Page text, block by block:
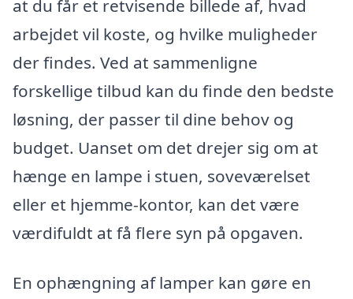
at du får et retvisende billede af, hvad
arbejdet vil koste, og hvilke muligheder
der findes. Ved at sammenligne
forskellige tilbud kan du finde den bedste
løsning, der passer til dine behov og
budget. Uanset om det drejer sig om at
hænge en lampe i stuen, soveværelset
eller et hjemme-kontor, kan det være
værdifuldt at få flere syn på opgaven.
En ophængning af lamper kan gøre en